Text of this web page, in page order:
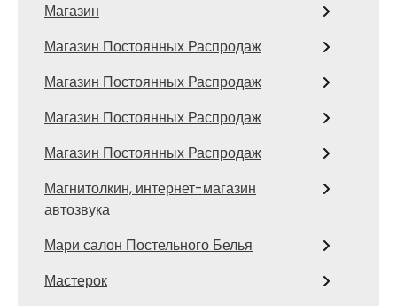
Магазин
Магазин Постоянных Распродаж
Магазин Постоянных Распродаж
Магазин Постоянных Распродаж
Магазин Постоянных Распродаж
Магнитолкин, интернет-магазин
автозвука
Мари салон Постельного Белья
Мастерок